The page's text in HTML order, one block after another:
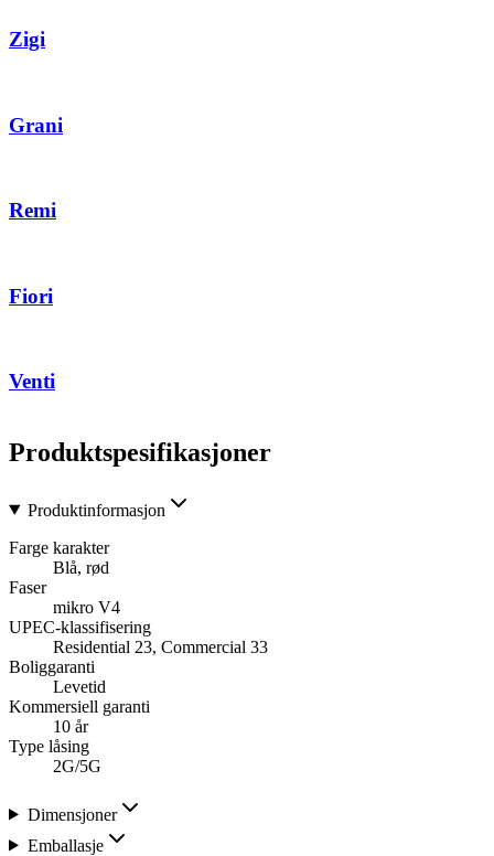
Zigi
Grani
Remi
Fiori
Venti
Produktspesifikasjoner
Produktinformasjon
Farge karakter
Blå, rød
Faser
mikro V4
UPEC-klassifisering
Residential 23, Commercial 33
Boliggaranti
Levetid
Kommersiell garanti
10 år
Type låsing
2G/5G
Dimensjoner
Emballasje